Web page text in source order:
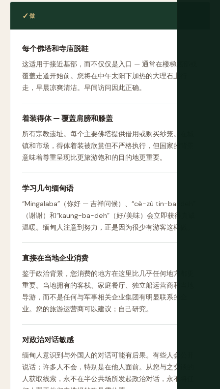
做
每个佛塔和寺庙脱鞋
这适用于接近基部，而不仅仅是入口 — 通常在楼梯底部或
覆盖走道开始前。您将在中午太阳下加热的大理石上行
走，早晨凉爽清洁。早间访问因此正确。
着装得体 — 覆盖肩膀和膝盖
所有宗教遗址。每个主要佛塔提供借用或购买纱笼。在城
镇和市场，得体着装被欣赏但不严格执行，但国家的背景
意味着尊重呈现比更旅游饱和的目的地更重要。
学习几句缅甸语
“Mingalaba”（你好 — 吉祥问候）、“cè-zù tin-ba-deh”
（谢谢）和“kaung-ba-deh”（好/美味）会立即获得真诚
温暖。缅甸人注意到努力，正是因为很少有游客这样做。
直接在当地企业消费
鉴于政治背景，您消费的地方在这里比几乎任何地方都更
重要。当地拥有的客栈、家庭餐厅、独立船运营商和当地
导游，而不是任何与军事相关企业集团有明显联系的企
业。您的旅游运营商可以建议；自己研究。
对政治对话敏感
缅甸人意识到与外国人的对话可能有后果。有些人会公开
说话；许多人不会，特别是在他人面前。从您与之交谈的
人获取线索，永不在半公共场所发起政治对话，永不将任